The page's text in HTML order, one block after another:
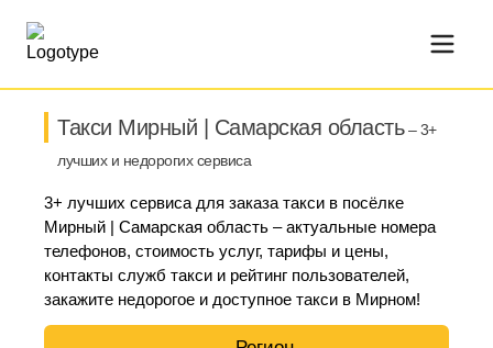
Такси Мирный | Самарская область– 3+
лучших и недорогих сервиса
3+ лучших сервиса для заказа такси в посёлке
Мирный | Самарская область – актуальные номера
телефонов, стоимость услуг, тарифы и цены,
контакты служб такси и рейтинг пользователей,
закажите недорогое и доступное такси в Мирном!